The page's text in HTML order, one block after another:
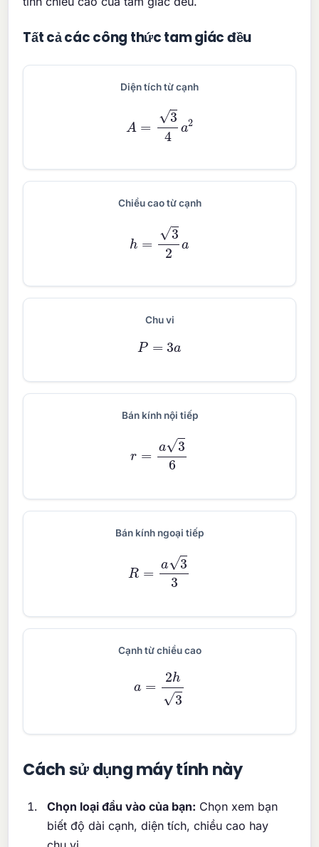
Tất cả các công thức tam giác đều
Diện tích từ cạnh
4a
Chiều cao từ cạnh
2a
Chu vi
P =3a
Bán kính nội tiếp
6
Bán kính ngoại tiếp
3
Cạnh từ chiều cao
h3
Cách sử dụng máy tính này
Chọn loại đầu vào của bạn: Chọn xem bạn
biết độ dài cạnh, diện tích, chiều cao hay